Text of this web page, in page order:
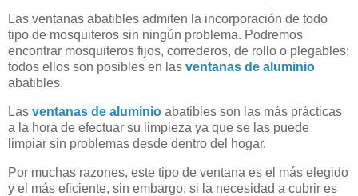
Las ventanas abatibles admiten la incorporación de todo
tipo de mosquiteros sin ningún problema. Podremos
encontrar mosquiteros fijos, correderos, de rollo o plegables;
todos ellos son posibles en las ventanas de aluminio
abatibles.
Las ventanas de aluminio abatibles son las más prácticas
a la hora de efectuar su limpieza ya que se las puede
limpiar sin problemas desde dentro del hogar.
Por muchas razones, este tipo de ventana es el más elegido
y el más eficiente, sin embargo, si la necesidad a cubrir es